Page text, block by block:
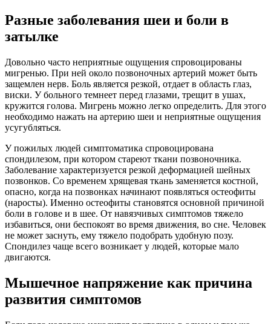
Разные заболевания шеи и боли в
затылке
Довольно часто неприятные ощущения спровоцированы
мигренью. При ней около позвоночных артерий может быть
защемлен нерв. Боль является резкой, отдает в область глаз,
виски. У больного темнеет перед глазами, трещит в ушах,
кружится голова. Мигрень можно легко определить. Для этого
необходимо нажать на артерию шеи и неприятные ощущения
усугубляться.
У пожилых людей симптоматика спровоцирована
спондилезом, при котором стареют ткани позвоночника.
Заболевание характеризуется резкой деформацией шейных
позвонков. Со временем хрящевая ткань заменяется костной,
опасно, когда на позвонках начинают появляться остеофиты
(наросты). Именно остеофиты становятся основной причиной
боли в голове и в шее. От навязчивых симптомов тяжело
избавиться, они беспокоят во время движения, во сне. Человек
не может заснуть, ему тяжело подобрать удобную позу.
Спондилез чаще всего возникает у людей, которые мало
двигаются.
Мышечное напряжение как причина
развития симптомов